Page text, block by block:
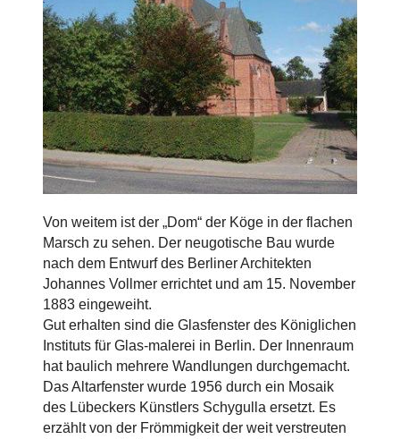
Von weitem ist der „Dom“ der Köge in der flachen
Marsch zu sehen. Der neugotische Bau wurde
nach dem Entwurf des Berliner Architekten
Johannes Vollmer errichtet und am 15. November
1883 eingeweiht.
Gut erhalten sind die Glasfenster des Königlichen
Instituts für Glas-malerei in Berlin. Der Innenraum
hat baulich mehrere Wandlungen durchgemacht.
Das Altarfenster wurde 1956 durch ein Mosaik
des Lübeckers Künstlers Schygulla ersetzt. Es
erzählt von der Frömmigkeit der weit verstreuten